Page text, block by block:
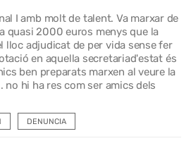
I amb molt de talent. Va marxar de
quasi 2000 euros menys que la
lloc adjudicat de per vida sense fer
en aquella secretariad'estat és
ben preparats marxen al veure la
no hi ha res com ser amics dels
DENUNCIA